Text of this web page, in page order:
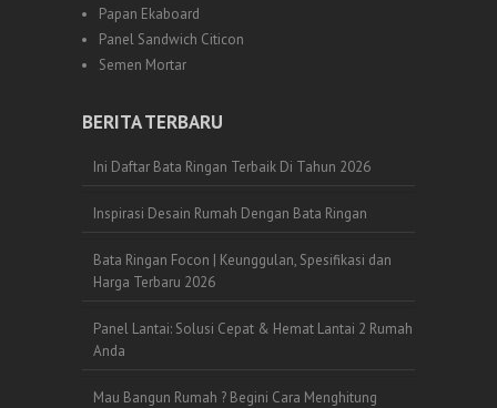
Papan Ekaboard
Panel Sandwich Citicon
Semen Mortar
BERITA TERBARU
Ini Daftar Bata Ringan Terbaik Di Tahun 2026
Inspirasi Desain Rumah Dengan Bata Ringan
Bata Ringan Focon | Keunggulan, Spesifikasi dan
Harga Terbaru 2026
Panel Lantai: Solusi Cepat & Hemat Lantai 2 Rumah
Anda
Mau Bangun Rumah ? Begini Cara Menghitung